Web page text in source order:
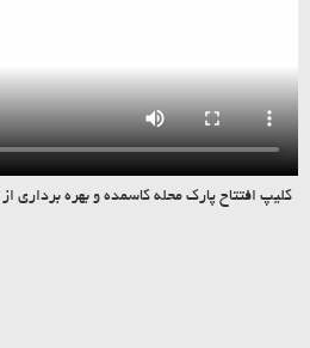
کلیپ افتتاح پارک محله کاسمده و بهره برداری